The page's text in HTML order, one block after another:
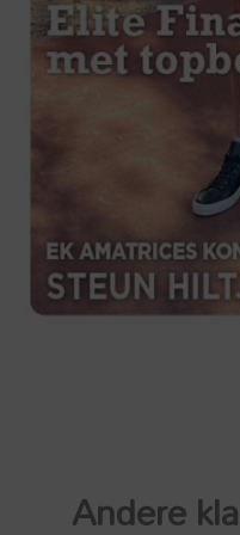
Andere